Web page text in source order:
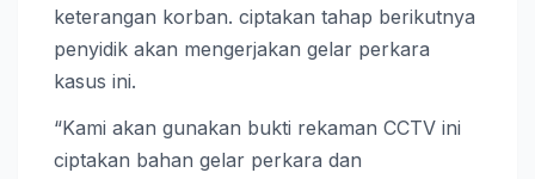
keterangan korban. ciptakan tahap berikutnya
penyidik akan mengerjakan gelar perkara
kasus ini.
“Kami akan gunakan bukti rekaman CCTV ini
ciptakan bahan gelar perkara dan